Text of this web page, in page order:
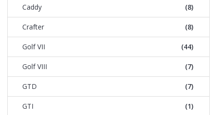
Caddy (8)
Crafter (8)
Golf VII (44)
Golf VIII (7)
GTD (7)
GTI (1)